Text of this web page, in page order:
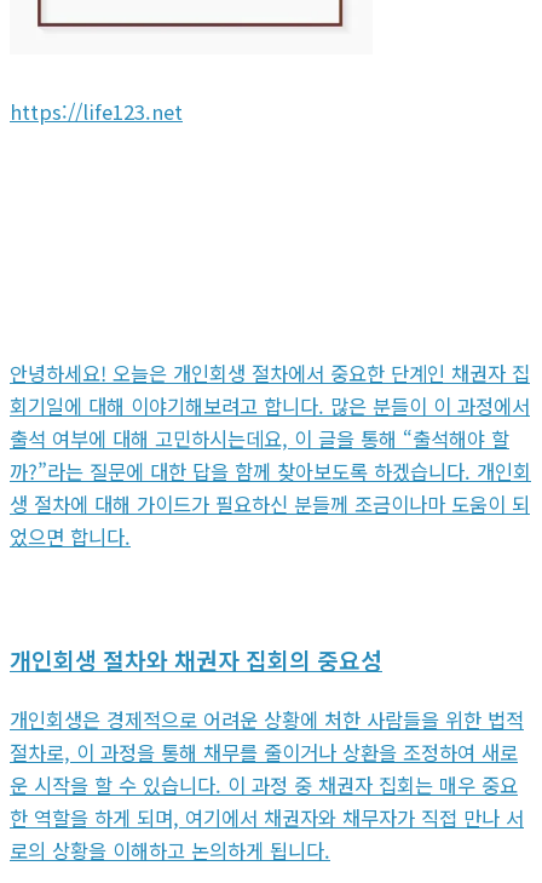
https://life123.net
안녕하세요! 오늘은 개인회생 절차에서 중요한 단계인 채권자 집
회기일에 대해 이야기해보려고 합니다. 많은 분들이 이 과정에서
출석 여부에 대해 고민하시는데요, 이 글을 통해 “출석해야 할
까?”라는 질문에 대한 답을 함께 찾아보도록 하겠습니다. 개인회
생 절차에 대해 가이드가 필요하신 분들께 조금이나마 도움이 되
었으면 합니다.
개인회생 절차와 채권자 집회의 중요성
개인회생은 경제적으로 어려운 상황에 처한 사람들을 위한 법적
절차로, 이 과정을 통해 채무를 줄이거나 상환을 조정하여 새로
운 시작을 할 수 있습니다. 이 과정 중 채권자 집회는 매우 중요
한 역할을 하게 되며, 여기에서 채권자와 채무자가 직접 만나 서
로의 상황을 이해하고 논의하게 됩니다.